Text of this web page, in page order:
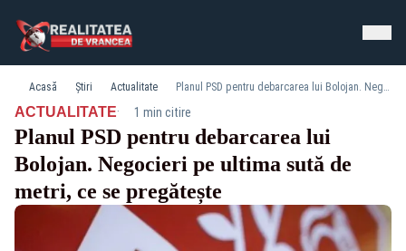
Acasă Știri Actualitate Planul PSD pentru debarcarea lui Bolojan. Negocieri pe ultima sută de metri, ce se pregătește
ACTUALITATE· 1 min citire
Planul PSD pentru debarcarea lui
Bolojan. Negocieri pe ultima sută de
metri, ce se pregătește